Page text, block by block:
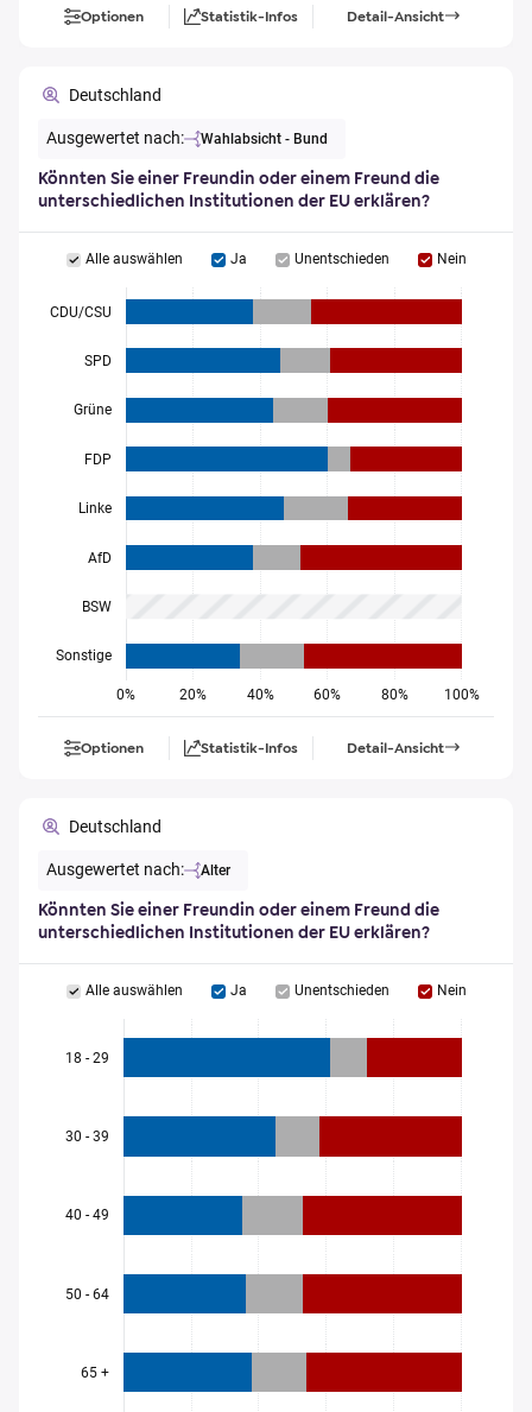
Optionen Statistik-Infos Detail-Ansicht
Deutschland
Ausgewertet nach: Wahlabsicht - Bund
Könnten Sie einer Freundin oder einem Freund die
unterschiedlichen Institutionen der EU erklären?
Alle auswählen Ja Unentschieden Nein
0% 20% 40% 60% 80% 100%
CDU/CSU
SPD
Grüne
FDP
Linke
AfD
BSW
Sonstige
Optionen Statistik-Infos Detail-Ansicht
Deutschland
Ausgewertet nach: Alter
Könnten Sie einer Freundin oder einem Freund die
unterschiedlichen Institutionen der EU erklären?
Alle auswählen Ja Unentschieden Nein
18 - 29
30 - 39
40 - 49
50 - 64
65 +